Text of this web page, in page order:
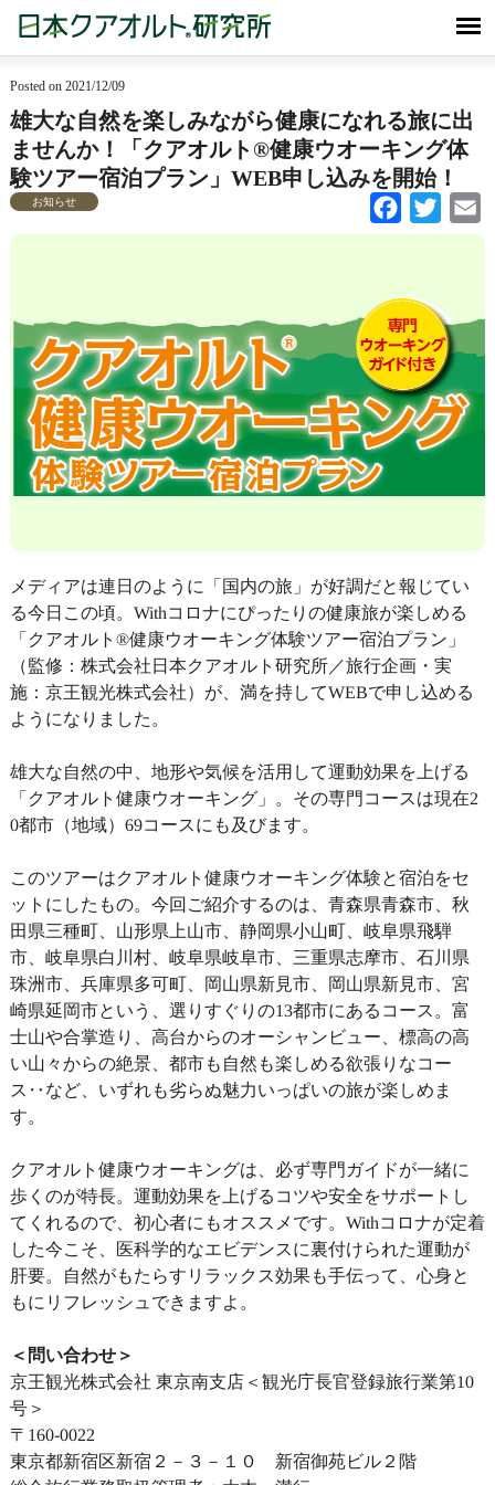
Posted on 2021/12/09
雄大な自然を楽しみながら健康になれる旅に出
ませんか！「クアオルト®健康ウオーキング体
験ツアー宿泊プラン」WEB申し込みを開始！
Facebook Twitter
お知らせ
メディアは連日のように「国内の旅」が好調だと報じてい
る今日この頃。Withコロナにぴったりの健康旅が楽しめる
「クアオルト®健康ウオーキング体験ツアー宿泊プラン」
（監修：株式会社日本クアオルト研究所／旅行企画・実
施：京王観光株式会社）が、満を持してWEBで申し込める
ようになりました。
雄大な自然の中、地形や気候を活用して運動効果を上げる
「クアオルト健康ウオーキング」。その専門コースは現在2
0都市（地域）69コースにも及びます。
このツアーはクアオルト健康ウオーキング体験と宿泊をセ
ットにしたもの。今回ご紹介するのは、青森県青森市、秋
田県三種町、山形県上山市、静岡県小山町、岐阜県飛騨
市、岐阜県白川村、岐阜県岐阜市、三重県志摩市、石川県
珠洲市、兵庫県多可町、岡山県新見市、岡山県新見市、宮
崎県延岡市という、選りすぐりの13都市にあるコース。富
士山や合掌造り、高台からのオーシャンビュー、標高の高
い山々からの絶景、都市も自然も楽しめる欲張りなコー
ス‥など、いずれも劣らぬ魅力いっぱいの旅が楽しめま
す。
クアオルト健康ウオーキングは、必ず専門ガイドが一緒に
歩くのが特長。運動効果を上げるコツや安全をサポートし
てくれるので、初心者にもオススメです。Withコロナが定着
した今こそ、医科学的なエビデンスに裏付けられた運動が
肝要。自然がもたらすリラックス効果も手伝って、心身と
もにリフレッシュできますよ。
＜問い合わせ＞
京王観光株式会社 東京南支店＜観光庁長官登録旅行業第10
号＞
〒160-0022
東京都新宿区新宿２－３－１０ 新宿御苑ビル２階